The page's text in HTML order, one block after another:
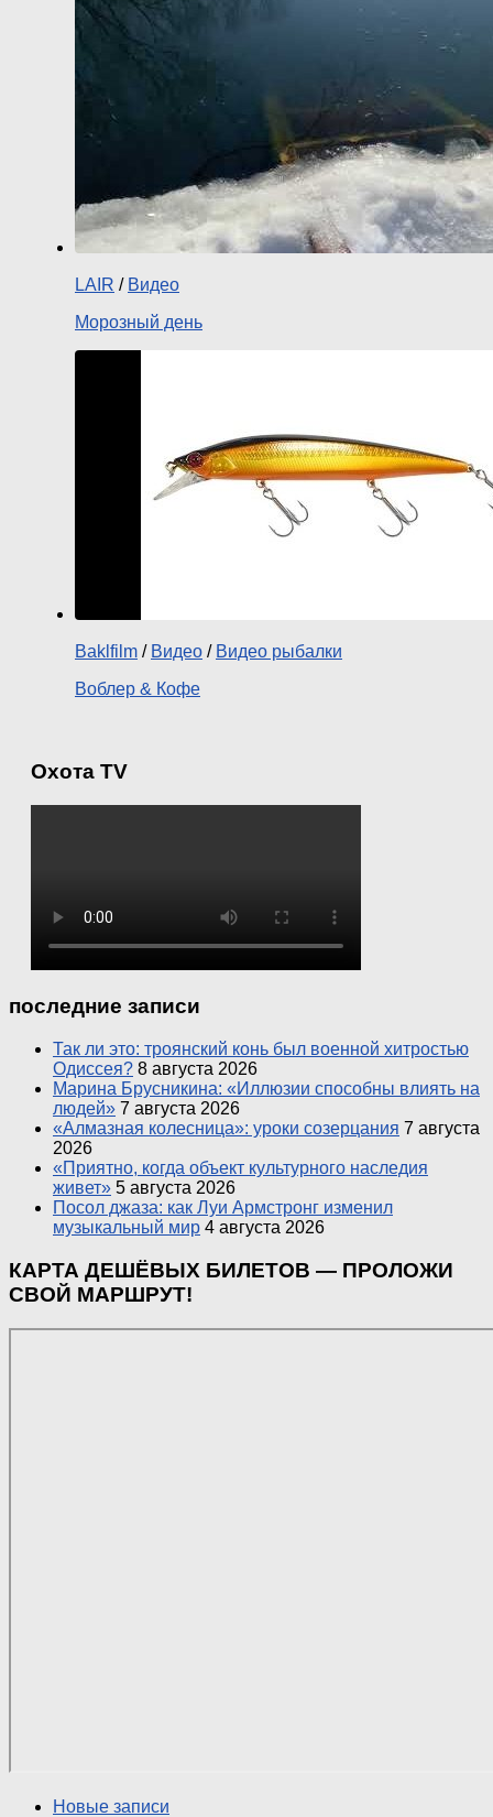
LAIR / Видео
Морозный день
Baklfilm / Видео / Видео рыбалки
Воблер & Кофе
Охота TV
последние записи
Так ли это: троянский конь был военной хитростью
Одиссея? 8 августа 2026
Марина Брусникина: «Иллюзии способны влиять на
людей» 7 августа 2026
«Алмазная колесница»: уроки созерцания 7 августа
2026
«Приятно, когда объект культурного наследия
живет» 5 августа 2026
Посол джаза: как Луи Армстронг изменил
музыкальный мир 4 августа 2026
КАРТА ДЕШЁВЫХ БИЛЕТОВ — ПРОЛОЖИ
СВОЙ МАРШРУТ!
Новые записи